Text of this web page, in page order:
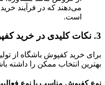
می‌دهند که در فرآیند
است.
3. نکات کلیدی در خرید
برای خرید کفپوش باشگاه از
بهترین انتخاب ممکن را داشته